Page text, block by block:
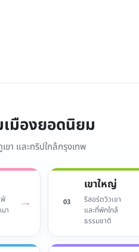
มืองยอดนิยม
า และทริปใกล้กรุงเทพ
ฟ่
า
→ 03
เขาใหญ่
รีสอร์ตวิวเขา
และที่พักใกล้
ธรรมชาติ